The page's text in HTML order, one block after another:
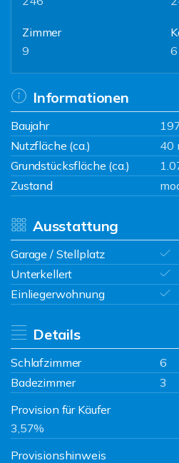
Zimmer
9
Informationen
Baujahr
Nutzfläche (ca.)
40
Grundstücksfläche (ca.)
Zustand
Ausstattung
Garage / Stellplatz
Unterkellert
Einliegerwohnung
Details
Schlafzimmer
6
Badezimmer
3
Provision für Käufer
3,57%
Provisionshinweis